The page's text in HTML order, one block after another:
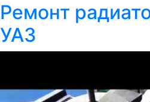
Ремонт
УАЗ